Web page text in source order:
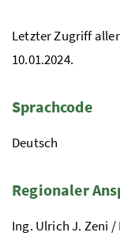
Letzter Zugriff
10.01.2024.
Sprachcode
Deutsch
Regionaler
Ing. Ulrich J. Zeni